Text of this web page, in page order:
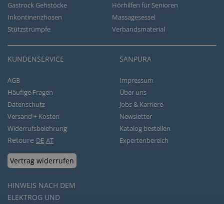
Gastrock Gehstöcke
Hörhilfen für Senioren
Inkontinenzhosen
Massagesessel
Stützstrümpfe
Verbandsmaterial
KUNDENSERVICE
AGB
Häufige Fragen
Datenschutz
Versand + Kosten
Widerrufsbelehrung
Retoure DE AT
Vertrag widerrufen
HINWEIS NACH DEM
ELEKTROG UND
SANPURA
Impressum
Über uns
Jobs & Karriere
Newsletter
Katalog bestellen
Expertenbereich